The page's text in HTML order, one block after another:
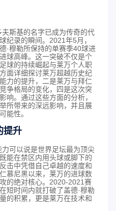
斯基的名字已成为传奇的代
纪录的瞬间。2021年5月，
·穆勒所保持的单赛季40球进
球高峰。这一突破不仅是个
球的持续崛起与莱万个人职
面详细探讨莱万超越历史纪
力的提升，二是莱万与拜仁
争格局的变化，四是这次突
响。通过这些方面的分析，
所带来的深远影响，并且展
能性。
提升
可以说是世界足坛最为顶尖
能在禁区内用头球或脚下的
击中凭借自己卓越的速度和
慕尼黑以来，莱万的进球数
的绝对核心。2020-2021赛
短时间内就打破了盖德·穆勒
的积累，更是莱万在技术和